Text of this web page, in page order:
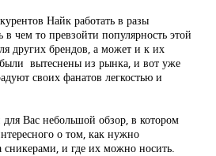
Найк работать в разы
в чем то превзойти популярность этой
других брендов, а может и к их
вытеснены из рынка, и вот уже
своих фанатов легкостью и
Вас небольшой обзор, в котором
о том, как нужно
сникерами, и где их можно носить.